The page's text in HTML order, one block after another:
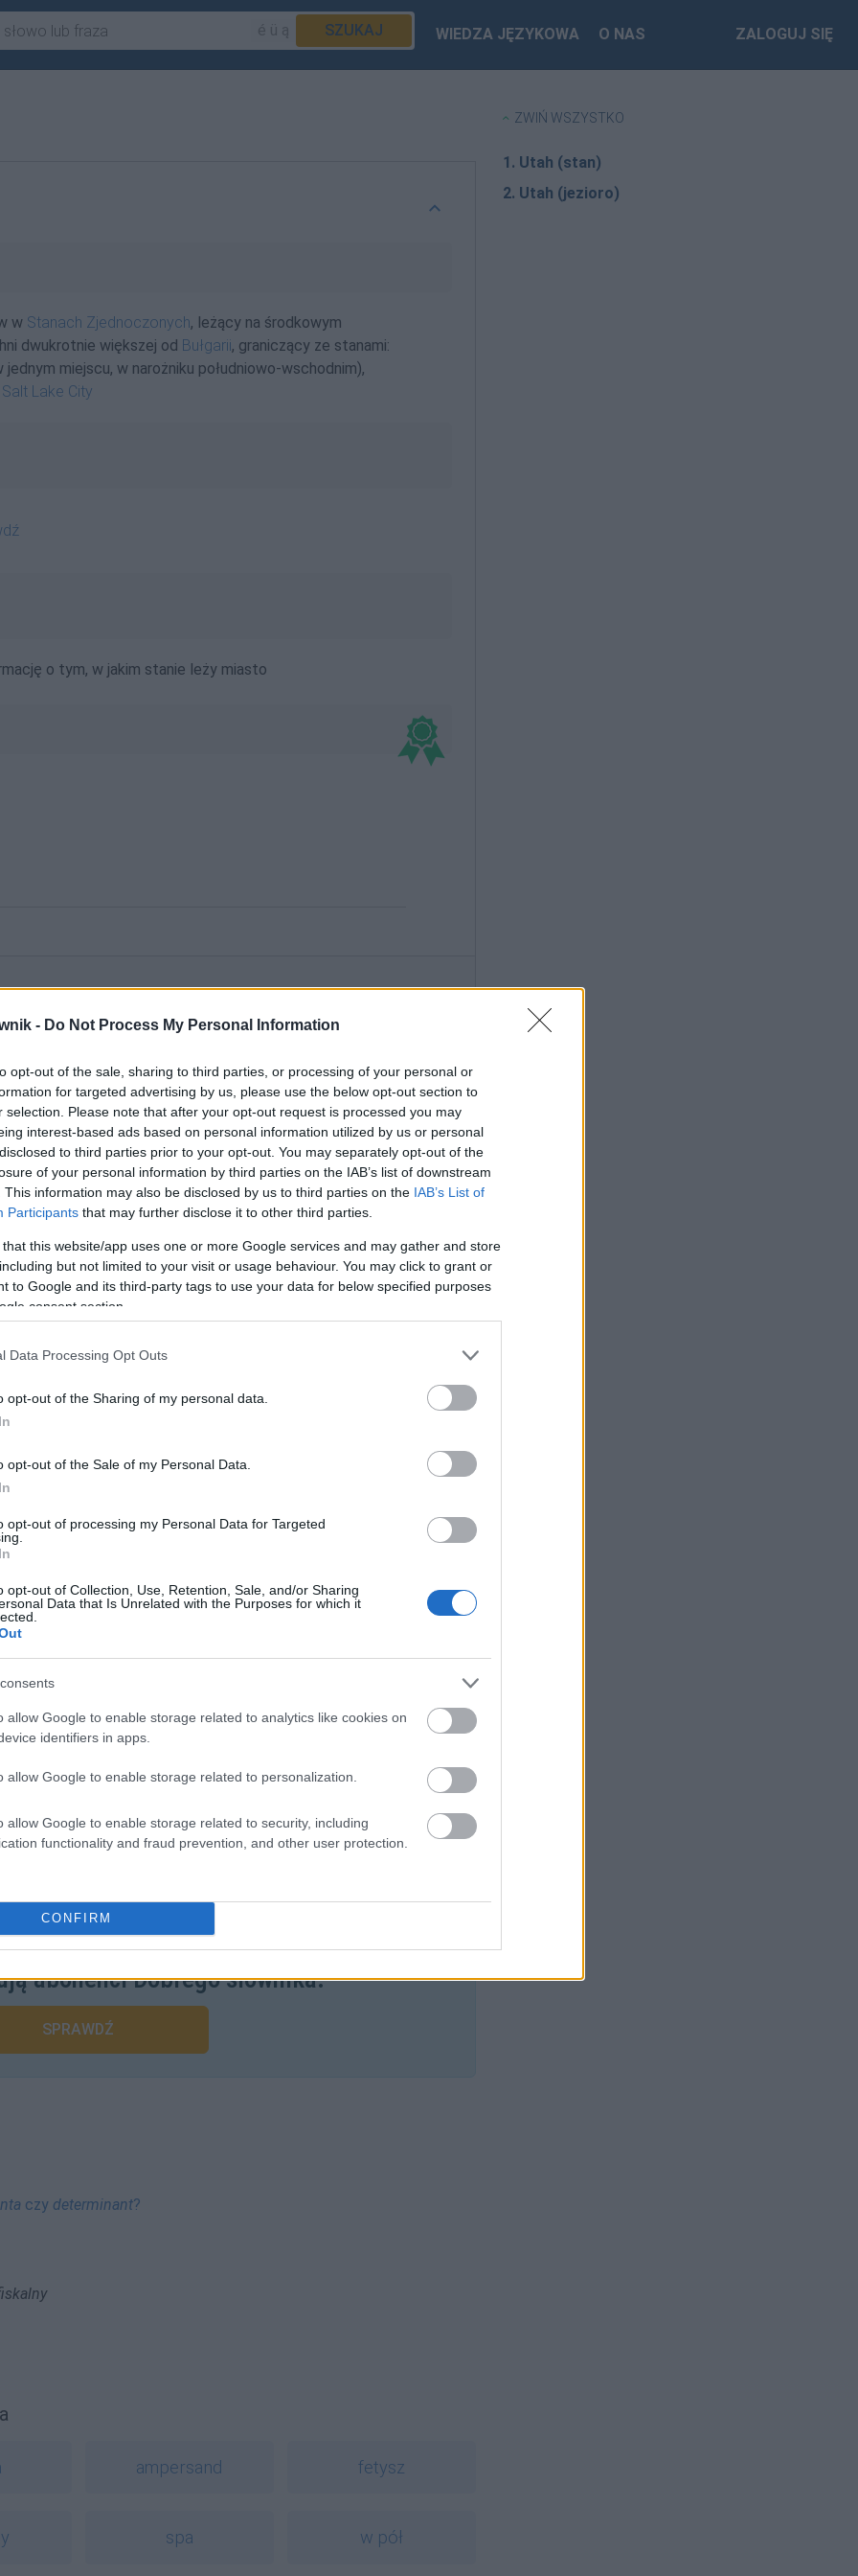
- Do Not Process My Personal Information
opt-out of the sale, sharing to third parties, or processing of your personal or
for targeted advertising by us, please use the below opt-out section to
selection. Please note that after your opt-out request is processed you may
interest-based ads based on personal information utilized by us or personal
to third parties prior to your opt-out. You may separately opt-out of the
of your personal information by third parties on the IAB’s list of downstream
This information may also be disclosed by us to third parties on the IAB’s List of
Participants that may further disclose it to other third parties.
that this website/app uses one or more Google services and may gather and store
but not limited to your visit or usage behaviour. You may click to grant or
to Google and its third-party tags to use your data for below specified purposes
consent section.
Data Processing Opt Outs
opt-out of the Sharing of my personal data.
opt-out of the Sale of my Personal Data.
opt-out of processing my Personal Data for Targeted
opt-out of Collection, Use, Retention, Sale, and/or Sharing
Data that Is Unrelated with the Purposes for which it
allow Google to enable storage related to analytics like cookies on
identifiers in apps.
allow Google to enable storage related to personalization.
allow Google to enable storage related to security, including
functionality and fraud prevention, and other user protection.
CONFIRM
SZUKAJ WIEDZA JĘZYKOWA O NAS ZALOGUJ SIĘ
w Stanach Zjednoczonych, leżący na środkowym
dwukrotnie większej od Bułgarii, graniczący ze stanami:
jednym miejscu, w narożniku południowo-wschodnim),
Salt Lake City
o tym, w jakim stanie leży miasto
Brakuje czegoś w haśle?
abonenci Dobrego słownika.
SPRAWDŹ
czy determinant?
ampersand fetysz
spa w pół
ZWIŃ WSZYSTKO
1. Utah (stan)
2. Utah (jezioro)